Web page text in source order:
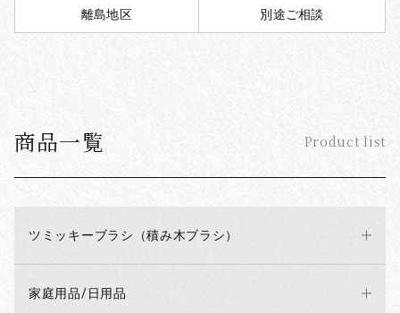
商品一覧 Product list
ツミッキーブラシ（積み木ブラシ）
家庭用品/日用品
離島地区 別途ご相談